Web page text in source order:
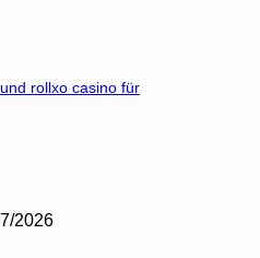
rollxo casino für
2026